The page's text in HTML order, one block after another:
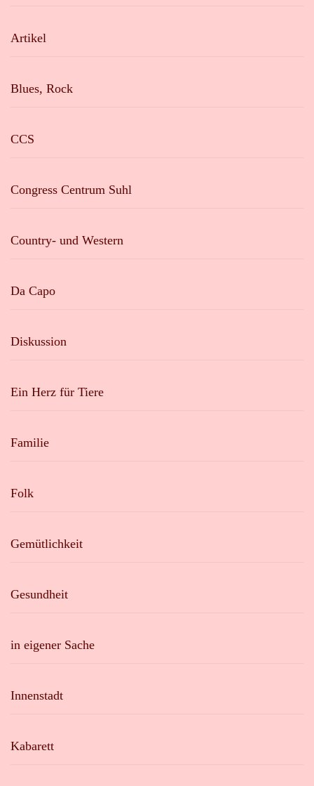
Artikel
Blues, Rock
CCS
Congress Centrum Suhl
Country- und Western
Da Capo
Diskussion
Ein Herz für Tiere
Familie
Folk
Gemütlichkeit
Gesundheit
in eigener Sache
Innenstadt
Kabarett